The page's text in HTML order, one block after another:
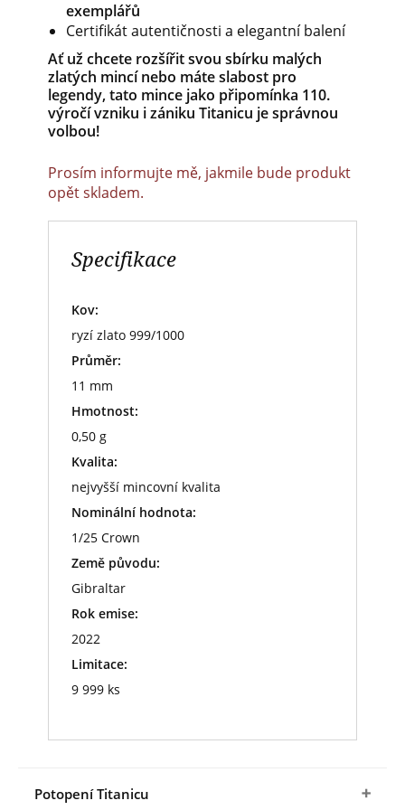
exemplářů
Certifikát autentičnosti a elegantní balení
Ať už chcete rozšířit svou sbírku malých
zlatých mincí nebo máte slabost pro
legendy, tato mince jako připomínka 110.
výročí vzniku i zániku Titanicu je správnou
volbou!
Prosím informujte mě, jakmile bude produkt
opět skladem.
Specifikace
Kov:
ryzí zlato 999/1000
Průměr:
11 mm
Hmotnost:
0,50 g
Kvalita:
nejvyšší mincovní kvalita
Nominální hodnota:
1/25 Crown
Země původu:
Gibraltar
Rok emise:
2022
Limitace:
9 999 ks
Potopení Titanicu